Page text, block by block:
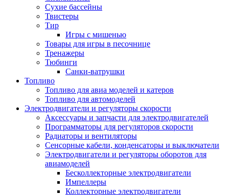
Сухие бассейны
Твистеры
Тир
Игры с мишенью
Товары для игры в песочнице
Тренажеры
Тюбинги
Санки-ватрушки
Топливо
Топливо для авиа моделей и катеров
Топливо для автомоделей
Электродвигатели и регуляторы скорости
Аксессуары и запчасти для электродвигателей
Программаторы для регуляторов скорости
Радиаторы и вентиляторы
Сенсорные кабели, конденсаторы и выключатели
Электродвигатели и регуляторы оборотов для
авиамоделей
Бесколлекторные электродвигатели
Импеллеры
Коллекторные электродвигатели